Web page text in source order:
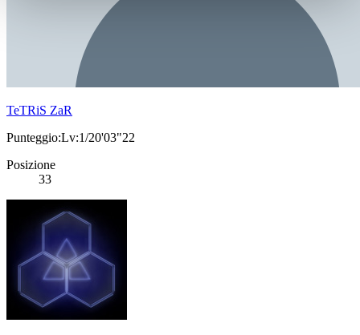
TeTRiS ZaR
Punteggio:Lv:1/20'03"22
Posizione
33